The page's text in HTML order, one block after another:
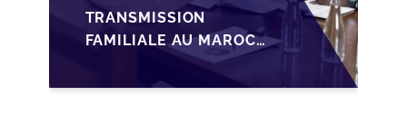
TRANSMISSION
FAMILIALE AU MAROC :
ANTICIPER LA
GOUVERNANCE POUR